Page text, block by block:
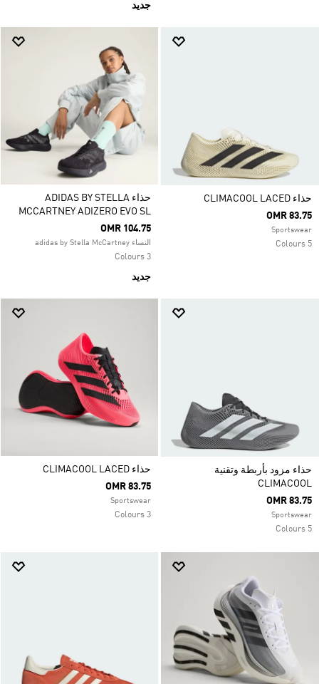
جديد
حذاء CLIMACOOL LACED
OMR 83.75
Sportswear
5 Colours
حذاء ADIDAS BY STELLA
MCCARTNEY ADIZERO EVO SL
OMR 104.75
النساء adidas by Stella McCartney
3 Colours
جديد
حذاء مزود بأربطة وتقنية
CLIMACOOL
OMR 83.75
Sportswear
5 Colours
حذاء CLIMACOOL LACED
OMR 83.75
Sportswear
3 Colours